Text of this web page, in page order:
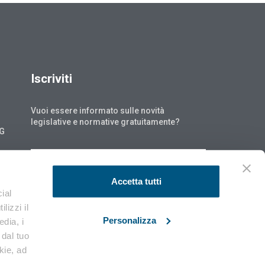
il
i
tuo
ad
Accetta tutti
Personalizza
Iscriviti
Vuoi essere informato sulle novità
legislative e normative gratuitamente?
ISCRIVITI